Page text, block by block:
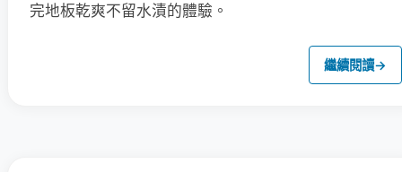
完地板乾爽不留水漬的體驗。
繼續閱讀→